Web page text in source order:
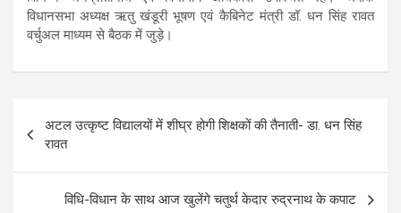
विधानसभा अध्यक्ष ऋतु खंडूरी भूषण एवं कैबिनेट मंत्री डॉ. धन सिंह रावत
वर्चुअल माध्यम से बैठक में जुड़े।
navigation
अटल उत्कृष्ट विद्यालयों में शीघ्र होगी शिक्षकों की तैनाती- डा. धन सिंह
रावत
विधि-विधान के साथ आज खुलेंगे चतुर्थ केदार रुद्रनाथ के कपाट